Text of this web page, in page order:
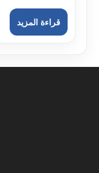
قراءة المزيد